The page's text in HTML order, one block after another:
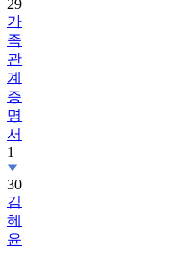
29
가
족
관
계
증
명
서
1
30
김
혜
윤